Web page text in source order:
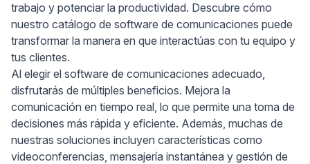
trabajo y potenciar la productividad. Descubre cómo
nuestro catálogo de software de comunicaciones puede
transformar la manera en que interactúas con tu equipo y
tus clientes.
Al elegir el software de comunicaciones adecuado,
disfrutarás de múltiples beneficios. Mejora la
comunicación en tiempo real, lo que permite una toma de
decisiones más rápida y eficiente. Además, muchas de
nuestras soluciones incluyen características como
videoconferencias, mensajería instantánea y gestión de